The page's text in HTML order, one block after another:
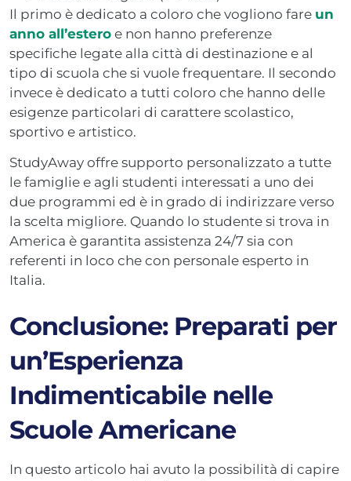
Il primo è dedicato a coloro che vogliono fare un
anno all’estero e non hanno preferenze
specifiche legate alla città di destinazione e al
tipo di scuola che si vuole frequentare. Il secondo
invece è dedicato a tutti coloro che hanno delle
esigenze particolari di carattere scolastico,
sportivo e artistico.
StudyAway offre supporto personalizzato a tutte
le famiglie e agli studenti interessati a uno dei
due programmi ed è in grado di indirizzare verso
la scelta migliore. Quando lo studente si trova in
America è garantita assistenza 24/7 sia con
referenti in loco che con personale esperto in
Italia.
Conclusione: Preparati per
un’Esperienza
Indimenticabile nelle
Scuole Americane
In questo articolo hai avuto la possibilità di capire